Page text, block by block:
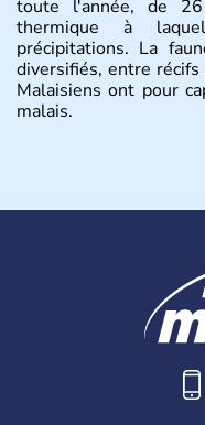
toute l'année, de
thermique à
précipitations. La
diversifiés, entre
Malaisiens ont pour
malais.
Histoire et
des pays les plus
constituent son
région, passant en
développement » à «
millions d'habitants.